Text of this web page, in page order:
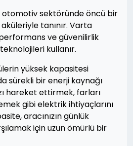
otomotiv sektöründe öncü bir
tanınır. Varta
ve güvenilirlik
kullanır.
yüksek kapasitesi
sürekli bir enerji kaynağı
hareket ettirmek, farları
gibi elektrik ihtiyaçlarını
aracınızın günlük
için uzun ömürlü bir